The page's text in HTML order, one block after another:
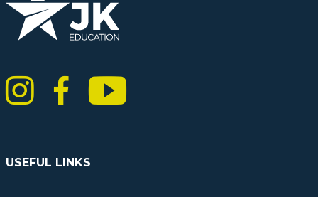
USEFUL LINKS